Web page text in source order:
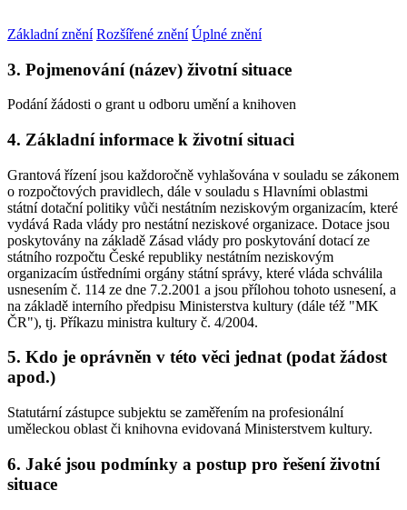
Základní znění Rozšířené znění Úplné znění
3. Pojmenování (název) životní situace
Podání žádosti o grant u odboru umění a knihoven
4. Základní informace k životní situaci
Grantová řízení jsou každoročně vyhlašována v souladu se zákonem
o rozpočtových pravidlech, dále v souladu s Hlavními oblastmi
státní dotační politiky vůči nestátním neziskovým organizacím, které
vydává Rada vlády pro nestátní neziskové organizace. Dotace jsou
poskytovány na základě Zásad vlády pro poskytování dotací ze
státního rozpočtu České republiky nestátním neziskovým
organizacím ústředními orgány státní správy, které vláda schválila
usnesením č. 114 ze dne 7.2.2001 a jsou přílohou tohoto usnesení, a
na základě interního předpisu Ministerstva kultury (dále též "MK
ČR"), tj. Příkazu ministra kultury č. 4/2004.
5. Kdo je oprávněn v této věci jednat (podat žádost
apod.)
Statutární zástupce subjektu se zaměřením na profesionální
uměleckou oblast či knihovna evidovaná Ministerstvem kultury.
6. Jaké jsou podmínky a postup pro řešení životní
situace